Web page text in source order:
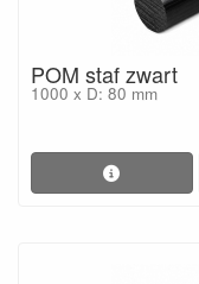
POM staf zwart
1000 x D: 80 mm